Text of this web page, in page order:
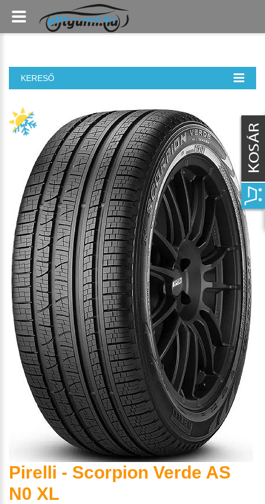
KERESŐ
Pirelli - Scorpion Verde AS
N0 XL